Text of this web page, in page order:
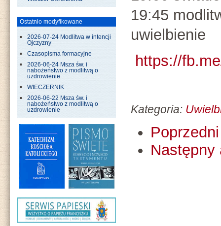
Ostatnio modyfikowane
2026-07-24 Modlitwa w intencji
Ojczyzny
Czasopisma formacyjne
2026-06-24 Msza św. i
nabożeństwo z modlitwą o
uzdrowienie
WIECZERNIK
2026-06-22 Msza św. i
nabożeństwo z modlitwą o
uzdrowienie
19:45
uwielbienie
https://
Kategoria:
Następny